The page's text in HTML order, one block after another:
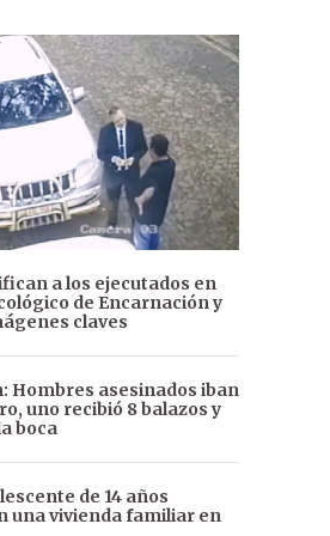
a los ejecutados en
de Encarnación y
claves
Hombres asesinados iban
uno recibió 8 balazos y
boca
de 14 años
una vivienda familiar en